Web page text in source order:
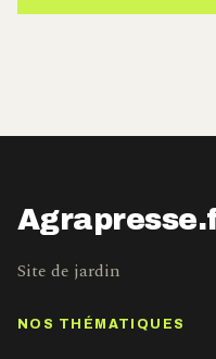
Site de jardin
NOS THÉMATIQUES